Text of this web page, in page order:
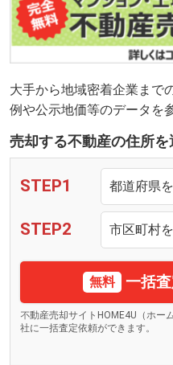
大手から地域密着企業まで
例や公示地価等のデータを
売却する不動産の住所を
STEP1
STEP2
無料 一括
不動産売却サイトHOME4U（ホー
社に一括査定依頼ができます。